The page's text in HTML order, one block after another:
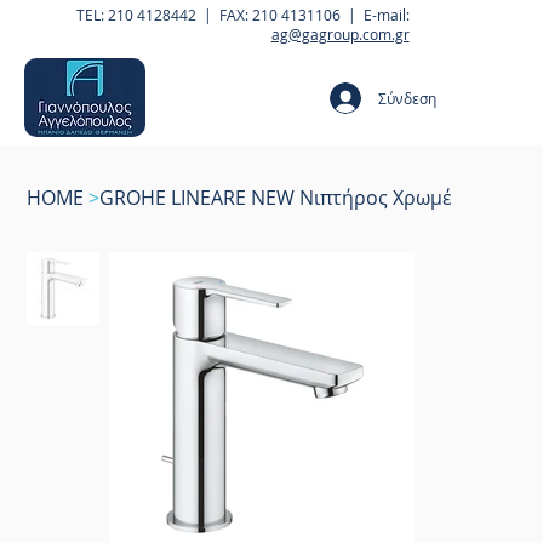
TEL: 210 4128442 | FAX: 210 4131106 | E-mail:
ag@gagroup.com.gr
Σύνδεση
HOME >GROHE LINEARE NEW Νιπτήρος Χρωμέ